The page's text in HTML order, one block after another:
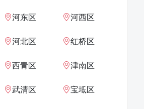
河东区 河西区
河北区 红桥区
西青区 津南区
武清区 宝坻区